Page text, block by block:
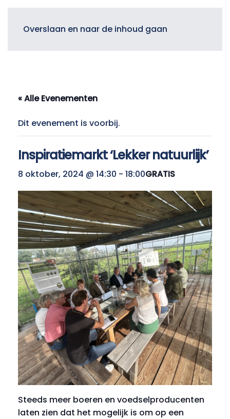
Overslaan en naar de inhoud gaan
« Alle Evenementen
Dit evenement is voorbij.
Inspiratiemarkt ‘Lekker natuurlijk’
8 oktober, 2024 @ 14:30 - 18:00GRATIS
Steeds meer boeren en voedselproducenten
laten zien dat het mogelijk is om op een